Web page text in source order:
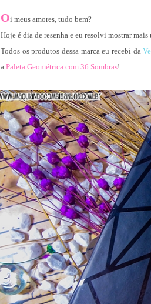
Oi meus amores, tudo bem?
Hoje é dia de resenha e eu resolvi mostrar
Todos os produtos dessa marca eu recebi da
a Paleta Geométrica com 36 Sombras!